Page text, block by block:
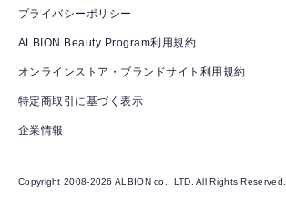
プライバシーポリシー
ALBION Beauty Program利用規約
オンラインストア・ブランドサイト利用規約
特定商取引に基づく表示
企業情報
Copyright 2008-2026 ALBION co., LTD. All Rights Reserved.